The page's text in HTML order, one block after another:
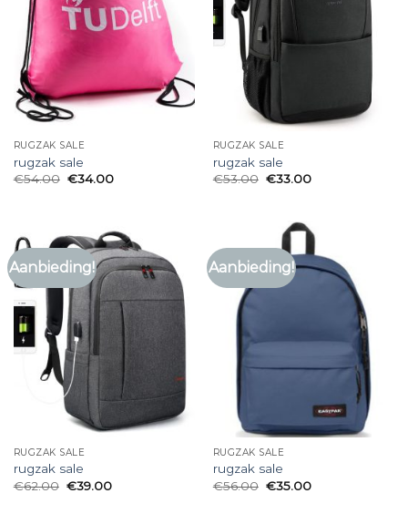
RUGZAK SALE
rugzak sale
€54.00 €34.00
RUGZAK SALE
rugzak sale
€53.00 €33.00
Aanbieding!
RUGZAK SALE
rugzak sale
€62.00 €39.00
Aanbieding!
RUGZAK SALE
rugzak sale
€56.00 €35.00